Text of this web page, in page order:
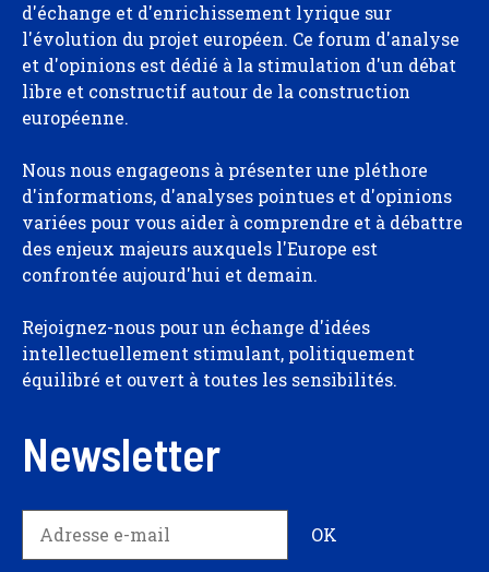
d'échange et d'enrichissement lyrique sur
l'évolution du projet européen. Ce forum d'analyse
et d'opinions est dédié à la stimulation d'un débat
libre et constructif autour de la construction
européenne.
Nous nous engageons à présenter une pléthore
d'informations, d'analyses pointues et d'opinions
variées pour vous aider à comprendre et à débattre
des enjeux majeurs auxquels l'Europe est
confrontée aujourd'hui et demain.
Rejoignez-nous pour un échange d'idées
intellectuellement stimulant, politiquement
équilibré et ouvert à toutes les sensibilités.
Newsletter